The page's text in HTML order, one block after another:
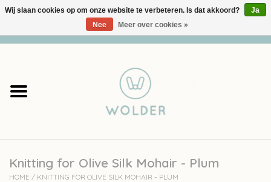
Garens
Accessoires
Knitting for Olive Silk Mohair - Plum
HOME / KNITTING FOR OLIVE SILK MOHAIR - PLUM
Wij slaan cookies op om onze website te verbeteren. Is dat akkoord?
Ja
Nee
Meer over cookies »